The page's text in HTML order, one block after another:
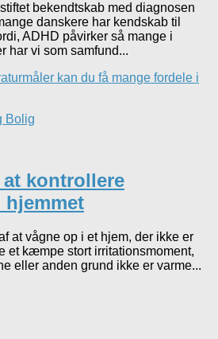
bekendtskab med diagnosen
danskere har kendskab til
ADHD påvirker så mange i
har vi som samfund...
Bolig
kontrollere
hjemmet
at vågne op i et hjem, der ikke er
et kæmpe stort irritationsmoment,
eller anden grund ikke er varme...